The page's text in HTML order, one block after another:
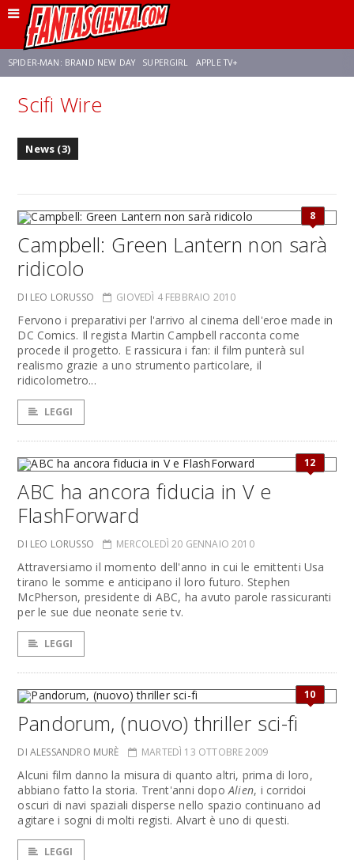
SPIDER-MAN: BRAND NEW DAY SUPERGIRL APPLE TV+
FRANCO RICCIARDIELLO
Scifi Wire
News (3)
8
Campbell: Green Lantern non sarà
ridicolo
DI LEO LORUSSO GIOVEDÌ 4 FEBBRAIO 2010
Fervono i preparativi per l'arrivo al cinema dell'eroe made in
DC Comics. Il regista Martin Campbell racconta come
procede il progetto. E rassicura i fan: il film punterà sul
realismo grazie a uno strumento particolare, il
ridicolometro...
LEGGI
12
ABC ha ancora fiducia in V e
FlashForward
DI LEO LORUSSO MERCOLEDÌ 20 GENNAIO 2010
Attraversiamo il momento dell'anno in cui le emittenti Usa
tirano le somme e anticipano il loro futuro. Stephen
McPherson, presidente di ABC, ha avuto parole rassicuranti
per le sue due neonate serie tv.
LEGGI
10
Pandorum, (nuovo) thriller sci-fi
DI ALESSANDRO MURÈ MARTEDÌ 13 OTTOBRE 2009
Alcuni film danno la misura di quanto altri, prima di loro,
abbiano fatto la storia. Trent'anni dopoAlien, i corridoi
oscuri di navi spaziali disperse nello spazio continuano ad
agitare i sogni di molti registi. Alvart è uno di questi.
LEGGI